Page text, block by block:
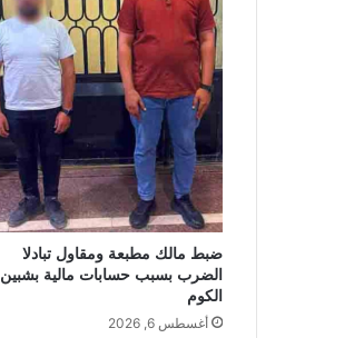
ضبط مالك مطبعة ومقاول تبادلا
الضرب بسبب حسابات مالية بشبين
الكوم
أغسطس 6, 2026